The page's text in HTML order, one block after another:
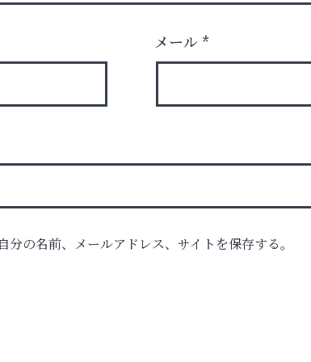
メール *
の名前、メールアドレス、サイトを保存する。